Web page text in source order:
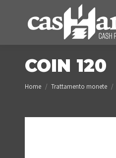
COIN 120
You are here:
Home Trattamento monete